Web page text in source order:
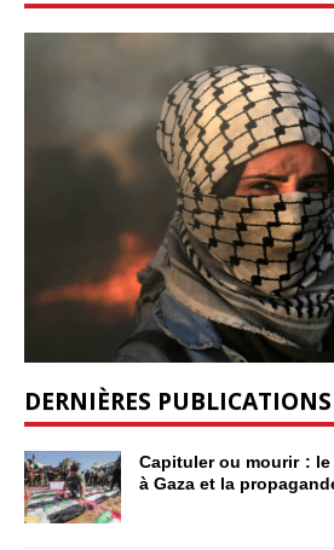
DERNIÈRES PUBLICATIONS
Capituler ou mourir :
à Gaza et la